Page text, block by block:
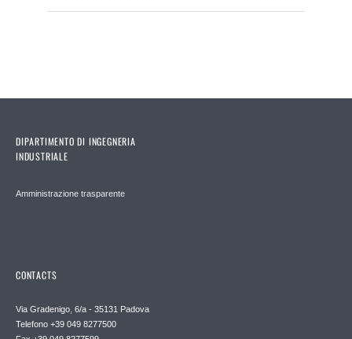
DIPARTIMENTO DI INGEGNERIA
INDUSTRIALE
Amministrazione trasparente
CONTACTS
Via Gradenigo, 6/a - 35131 Padova
Telefono +39 049 8277500